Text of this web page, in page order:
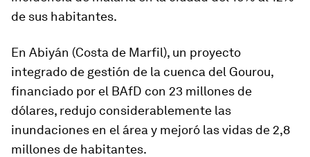
de sus habitantes.
En Abiyán (Costa de Marfil), un proyecto
integrado de gestión de la cuenca del Gourou,
financiado por el BAfD con 23 millones de
dólares, redujo considerablemente las
inundaciones en el área y mejoró las vidas de 2,8
millones de habitantes.